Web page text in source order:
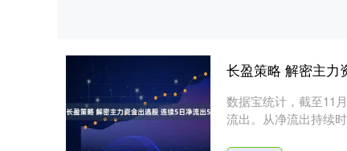
长盈策略 解密主力
数据宝统计，截至11
流出。从净流出持续